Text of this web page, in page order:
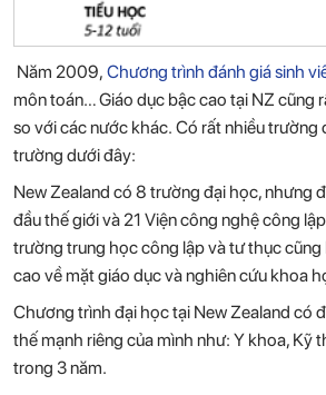
Năm 2009, Chương trình đánh giá sinh
môn toán… Giáo dục bậc cao tại NZ cũng
so với các nước khác. Có rất nhiều
trường dưới đây:
New Zealand có 8 trường đại học, nhưng
đầu thế giới và 21 Viện công nghệ công
trường trung học công lập và tư thục
cao về mặt giáo dục và nghiên cứu khoa
Chương trình đại học tại New Zealand có
thế mạnh riêng của mình như: Y khoa, Kỹ
trong 3 năm.